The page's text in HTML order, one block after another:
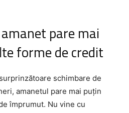
pare mai
forme de credit
schimbare de
amanetul pare mai puțin
împrumut. Nu vine cu